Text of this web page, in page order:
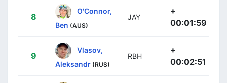
8
O'Connor,
Ben (AUS)
JAY
+
00:01:59
9
Vlasov,
Aleksandr (RUS)
RBH
+
00:02:51